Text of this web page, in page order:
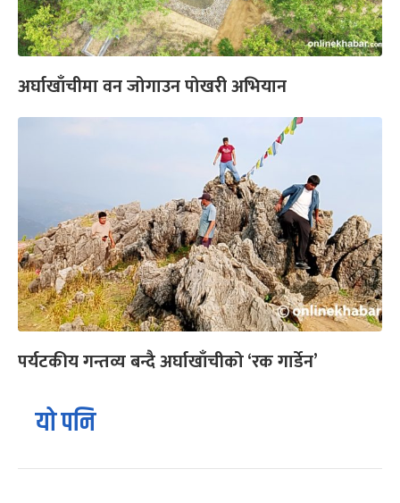
अर्घाखाँचीमा वन जोगाउन पोखरी अभियान
पर्यटकीय गन्तव्य बन्दै अर्घाखाँचीको ‘रक गार्डेन’
यो पनि